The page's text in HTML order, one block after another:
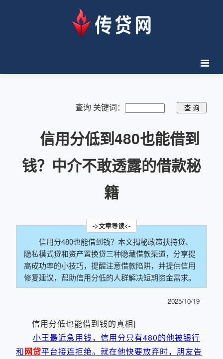
查询 关键词：
信用分低到480也能借到
钱？中介不敢透露的借款秘
籍
信用分480也能借到钱？本文揭秘政策扶持贷、
隐私模式贷和资产置换贷三种隐藏借款渠道，分享提
高成功率的小技巧，提醒注意借款陷阱，并提供信用
修复建议，帮助信用分低的人群解决短期资金需求。
2025/10/19
信用分低也能借到钱的真相]
小王最近急用钱，信用分只有480的他被银行
和网贷平台接连拒绝。就在他快要放弃时，朋友告